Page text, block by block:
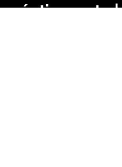
séptimo arte |